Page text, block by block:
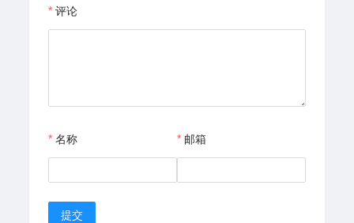
评论
名称 邮箱
提交